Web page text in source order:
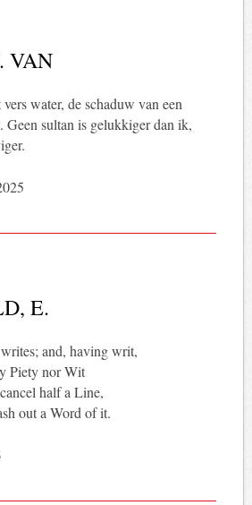
VAN
water, de schaduw van een
Geen sultan is gelukkiger dan ik,
E.
and, having writ,
Piety nor Wit
half a Line,
out a Word of it.